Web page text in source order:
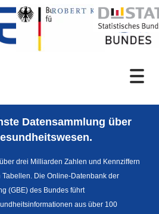
Datensammlung über
drei Milliarden Zahlen und Kennziffern
Die Online-Datenbank der
(GBE) des Bundes führt
aus über 100